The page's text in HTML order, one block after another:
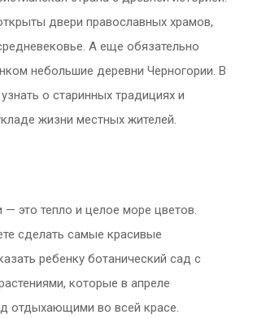
двери православных храмов,
А еще обязательно
небольшие деревни Черногории. В
о старинных традициях и
жизни местных жителей.
— это тепло и целое море цветов.
сделать самые красивые
ребенку ботанический сад с
которые в апреле
отдыхающими во всей красе.